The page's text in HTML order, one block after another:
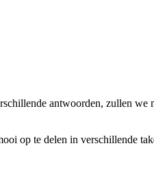
antwoorden, zullen we
op te delen in verschillende